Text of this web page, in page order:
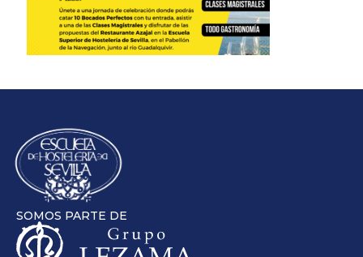
SOMOS PARTE DE